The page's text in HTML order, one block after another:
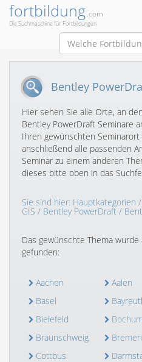
fortbildung.com
Die Suchmaschine für Fortbildungen
Bentley
Hier sehen Sie alle Orte, an
Bentley PowerDraft Seminare
Ihren gewünschten
anschließend alle passenden
Seminar zu einem anderen
dieses bitte oben in das
Sie sind hier: Hauptkategorien /
GIS / Bentley PowerDraft /
Das gewünschte Thema
gefunden:
Aachen Aalen
Basel
Bielefeld
Braunschweig
Bremen
Cottbus